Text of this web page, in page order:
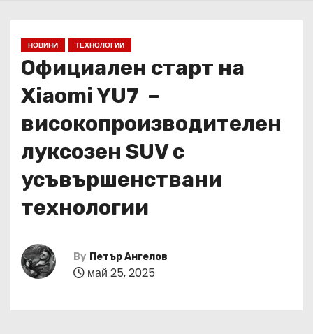
НОВИНИ ТЕХНОЛОГИИ
Официален старт на
Xiaomi YU7 –
високопроизводителен
луксозен SUV с
усъвършенствани
технологии
By Петър Ангелов
май 25, 2025